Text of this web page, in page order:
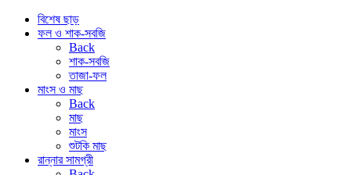
বিশেষ ছাড়
ফল ও শাক-সবজি
Back
শাক-সবজি
তাজা-ফল
মাংস ও মাছ
Back
মাছ
মাংস
শুটকি মাছ
রান্নার সামগ্রী